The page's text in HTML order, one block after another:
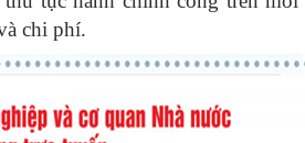
chi phí.